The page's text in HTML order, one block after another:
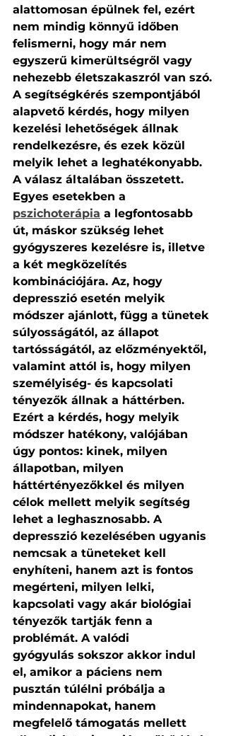
alattomosan épülnek fel, ezért
nem mindig könnyű időben
felismerni, hogy már nem
egyszerű kimerültségről vagy
nehezebb életszakaszról van szó.
A segítségkérés szempontjából
alapvető kérdés, hogy milyen
kezelési lehetőségek állnak
rendelkezésre, és ezek közül
melyik lehet a leghatékonyabb.
A válasz általában összetett.
Egyes esetekben a
pszichoterápia a legfontosabb
út, máskor szükség lehet
gyógyszeres kezelésre is, illetve
a két megközelítés
kombinációjára. Az, hogy
depresszió esetén melyik
módszer ajánlott, függ a tünetek
súlyosságától, az állapot
tartósságától, az előzményektől,
valamint attól is, hogy milyen
személyiség- és kapcsolati
tényezők állnak a háttérben.
Ezért a kérdés, hogy melyik
módszer hatékony, valójában
úgy pontos: kinek, milyen
állapotban, milyen
háttértényezőkkel és milyen
célok mellett melyik segítség
lehet a leghasznosabb. A
depresszió kezelésében ugyanis
nemcsak a tüneteket kell
enyhíteni, hanem azt is fontos
megérteni, milyen lelki,
kapcsolati vagy akár biológiai
tényezők tartják fenn a
problémát. A valódi
gyógyulás sokszor akkor indul
el, amikor a páciens nem
pusztán túlélni próbálja a
mindennapokat, hanem
megfelelő támogatás mellett